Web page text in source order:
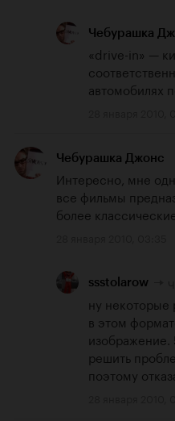
Чебурашка
«drive-in» —
автомобилях
Чебурашка Джонс
Интересно, мне
все фильмы
более
ssstolarow
ну некоторые
в этом
изображение.
решить
поэтому